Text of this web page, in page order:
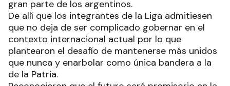
gran parte de los argentinos.
De allí que los integrantes de la Liga admitiesen
que no deja de ser complicado gobernar en el
contexto internacional actual por lo que
plantearon el desafío de mantenerse más unidos
que nunca y enarbolar como única bandera a la
de la Patria.